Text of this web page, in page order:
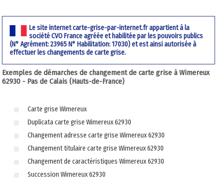
Le site internet carte-grise-par-internet.fr appartient à la
société CVO France agréée et habilitée par les pouvoirs publics
(N° Agrément: 23965 N° Habilitation: 17030) et est ainsi autorisée à
effectuer les changements de carte grise.
Exemples de démarches de changement de carte grise à Wimereux
62930 - Pas de Calais (Hauts-de-France)
Carte grise Wimereux
Duplicata carte grise Wimereux 62930
Changement adresse carte grise Wimereux 62930
Changement titulaire carte grise Wimereux 62930
Changement de caractéristiques Wimereux 62930
Succession Wimereux 62930